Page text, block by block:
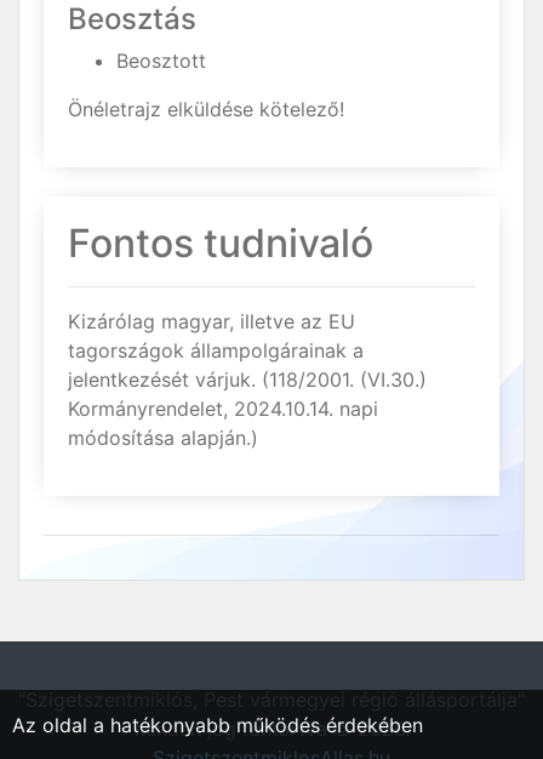
Beosztás
Beosztott
Önéletrajz elküldése kötelező!
Fontos tudnivaló
Kizárólag magyar, illetve az EU
tagországok állampolgárainak a
jelentkezését várjuk. (118/2001. (VI.30.)
Kormányrendelet, 2024.10.14. napi
módosítása alapján.)
Minden jog fentartva © 2026.
Az oldal a hatékonyabb működés érdekében